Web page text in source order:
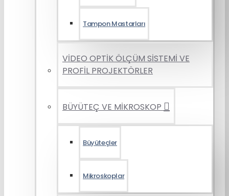
Tampon Mastarları
VİDEO OPTİK ÖLÇÜM SİSTEMİ VE
PROFİL PROJEKTÖRLER
BÜYÜTEÇ VE MİKROSKOP
Büyüteçler
Mikroskoplar